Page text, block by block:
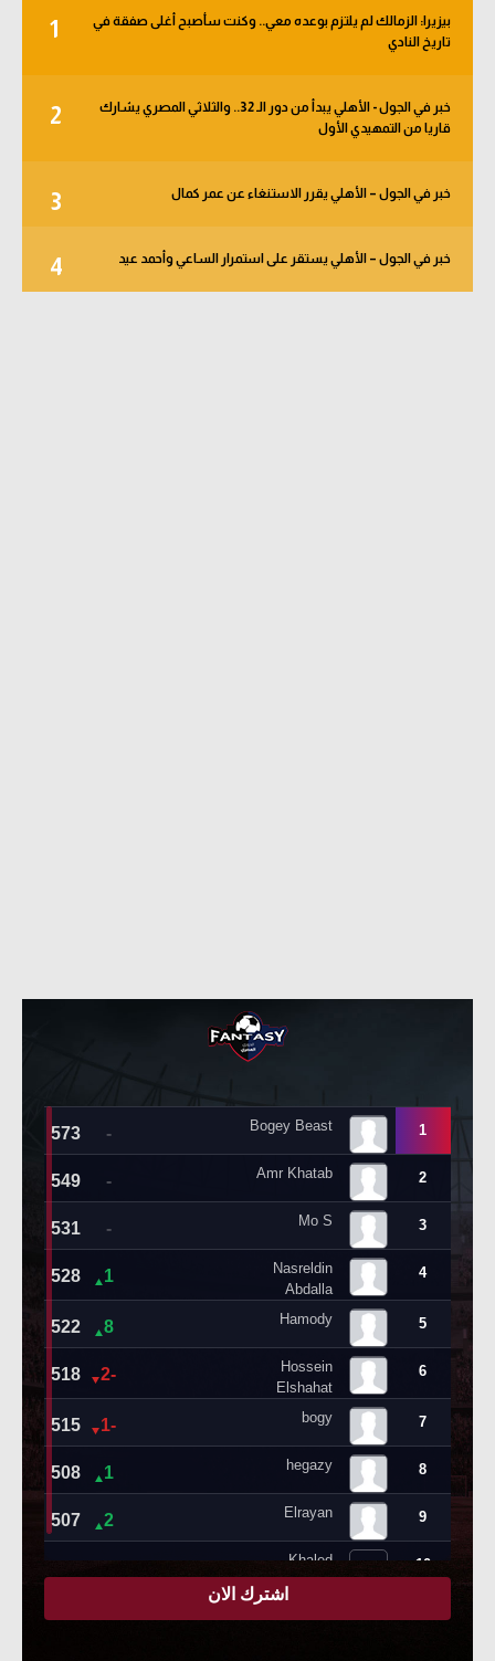
1
بيزيرا: الزمالك لم يلتزم بوعده معي.. وكنت سأصبح أغلى صفقة في
تاريخ النادي
2
خبر في الجول - الأهلي يبدأ من دور الـ 32.. والثلاثي المصري يشارك
قاريا من التمهيدي الأول
3 خبر في الجول – الأهلي يقرر الاستنغاء عن عمر كمال
4 خبر في الجول – الأهلي يستقر على استمرار الساعي وأحمد عيد